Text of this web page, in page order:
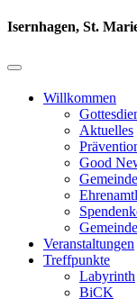
Isernhagen, St.
Willkommen
Aktuelles
Good
Veranstaltungen
Treffpunkte
Labyrinth
BiCK